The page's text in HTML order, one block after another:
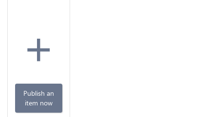
+
Publish an
item now